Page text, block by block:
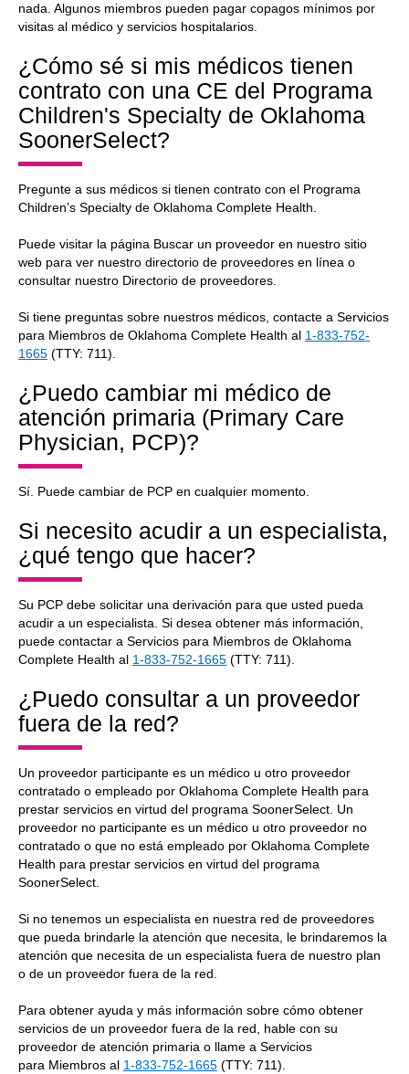
nada. Algunos miembros pueden pagar copagos mínimos por
visitas al médico y servicios hospitalarios.
¿Cómo sé si mis médicos tienen
contrato con una CE del Programa
Children's Specialty de Oklahoma
SoonerSelect?
Pregunte a sus médicos si tienen contrato con el Programa
Children’s Specialty de Oklahoma Complete Health.
Puede visitar la página Buscar un proveedor en nuestro sitio
web para ver nuestro directorio de proveedores en línea o
consultar nuestro Directorio de proveedores.
Si tiene preguntas sobre nuestros médicos, contacte a Servicios
para Miembros de Oklahoma Complete Health al 1-833-752-
1665 (TTY: 711).
¿Puedo cambiar mi médico de
atención primaria (Primary Care
Physician, PCP)?
Sí. Puede cambiar de PCP en cualquier momento.
Si necesito acudir a un especialista,
¿qué tengo que hacer?
Su PCP debe solicitar una derivación para que usted pueda
acudir a un especialista. Si desea obtener más información,
puede contactar a Servicios para Miembros de Oklahoma
Complete Health al 1-833-752-1665 (TTY: 711).
¿Puedo consultar a un proveedor
fuera de la red?
Un proveedor participante es un médico u otro proveedor
contratado o empleado por Oklahoma Complete Health para
prestar servicios en virtud del programa SoonerSelect. Un
proveedor no participante es un médico u otro proveedor no
contratado o que no está empleado por Oklahoma Complete
Health para prestar servicios en virtud del programa
SoonerSelect.
Si no tenemos un especialista en nuestra red de proveedores
que pueda brindarle la atención que necesita, le brindaremos la
atención que necesita de un especialista fuera de nuestro plan
o de un proveedor fuera de la red.
Para obtener ayuda y más información sobre cómo obtener
servicios de un proveedor fuera de la red, hable con su
proveedor de atención primaria o llame a Servicios
para Miembros al 1-833-752-1665 (TTY: 711).